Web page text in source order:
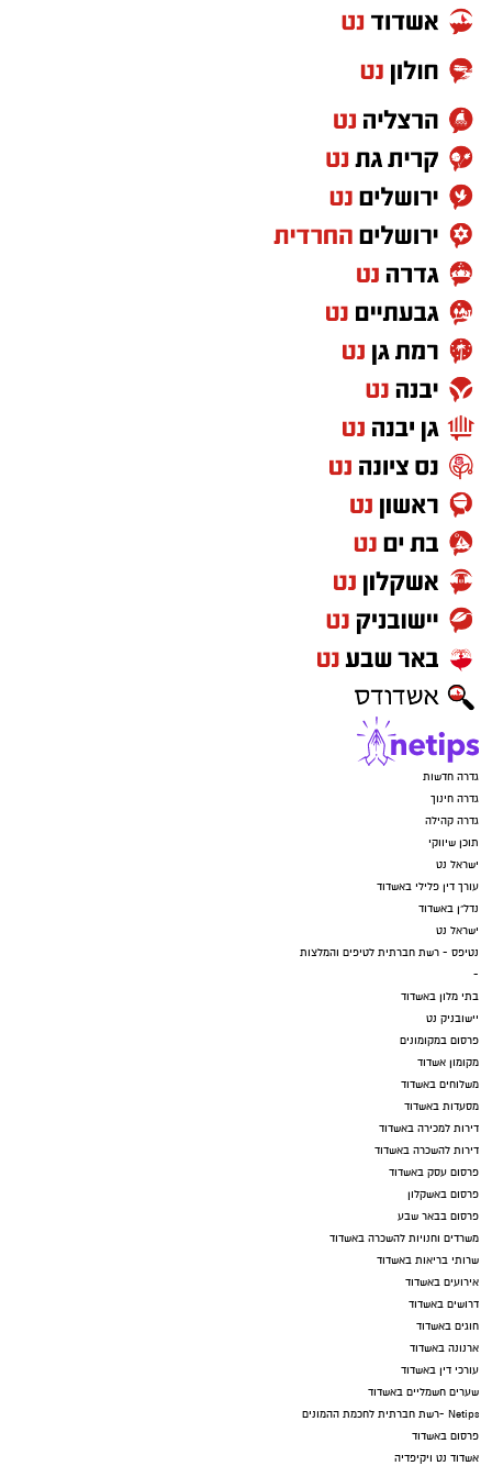
ובמקביל יתקיים הקונצרט
מיכל.
בשכונה"** בספורטק, הכולל מתחם ג'אסט דאנס
יתקיים גם מופע ילדים במרכז אופק.
ביום רביעי (15.7) יתקיימו
השבוע בפעילות הספורט
בתנועה" בספורטק.
במועצה מזמינים את התושבים להשתתף באירועים
וליהנות משלל פעילויות הקיץ המתוכננות לאורך
החופש הגדול.
כל הפרטים על אירועי הקיץ בגדרה
יש לכם מידע חשוב שטרם נחשף? צילומים מאירוע
חדשותי? מצאתם טעות בכתבה? נשמח שתשתפו
גדרה חדשות
גדרה חינוך
גדרה קהילה
תוכן שיווקי
ישראל נט
עורך דין פלילי באשדוד
נדל"ן באשדוד
ישראל נט
נטיפס - רשת חברתית לטיפים והמלצות
-
בתי מלון באשדוד
יישובניק נט
פרסום במקומונים
מקומון אשדוד
משלוחים באשדוד
מסעדות באשדוד
דירות למכירה באשדוד
דירות להשכרה באשדוד
פרסום עסק באשדוד
פרסום באשקלון
פרסום בבאר שבע
משרדים וחנויות להשכרה באשדוד
שרותי בריאות באשדוד
אירועים באשדוד
דרושים באשדוד
חוגים באשדוד
ארנונה באשדוד
עורכי דין באשדוד
שערים חשמליים באשדוד
Netips -רשת חברתית לחכמת ההמונים
פרסום באשדוד
אשדוד נט ויקיפדיה